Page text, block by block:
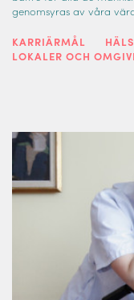
genomsyras av våra
KARRIÄRMÅL
LOKALER OCH